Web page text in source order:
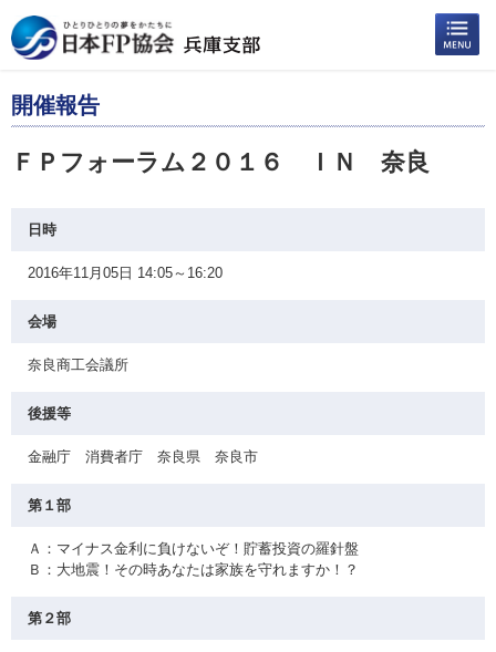
開催報告
ＦＰフォーラム２０１６ ＩＮ 奈良
日時
2016年11月05日 14:05～16:20
会場
奈良商工会議所
後援等
金融庁 消費者庁 奈良県 奈良市
第１部
Ａ：マイナス金利に負けないぞ！貯蓄投資の羅針盤
Ｂ：大地震！その時あなたは家族を守れますか！？
第２部